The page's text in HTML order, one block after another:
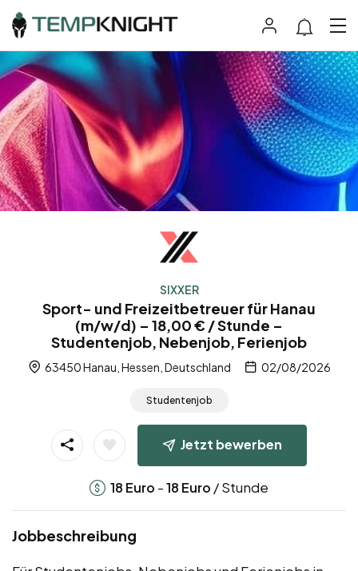
SIXXER
Sport- und Freizeitbetreuer für Hanau
(m/w/d) – 18,00 € / Stunde –
Studentenjob, Nebenjob, Ferienjob
63450 Hanau, Hessen, Deutschland 02/08/2026
Studentenjob
Jetzt bewerben
18 Euro -18 Euro / Stunde
Jobbeschreibung